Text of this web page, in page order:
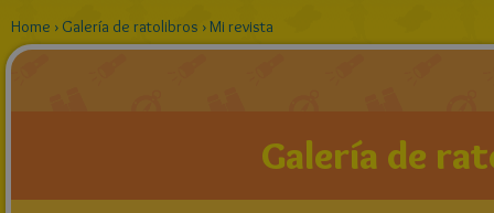
Home › Galería de ratolibros ›Mi revista
Galería de